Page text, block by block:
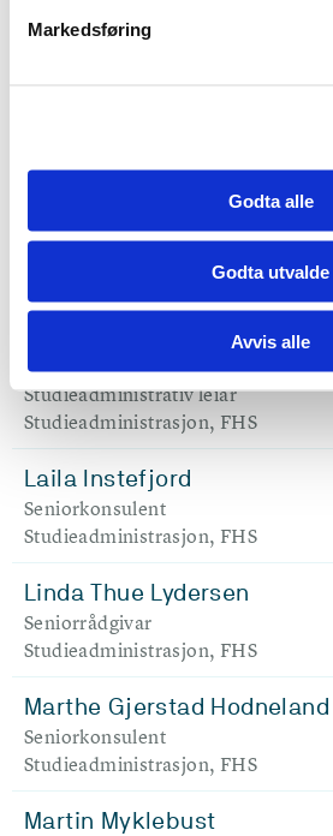
Markedsføring
Godta alle
Godta utvalde
Avvis alle
Joachim Hvoslef Krüger
Seniorkonsulent
Studieadministrasjon, FHS
Kristin Senneset
Studieadministrasjon, FHS
Kristine Tveit
Studieadministrativ leiar
Studieadministrasjon, FHS
Laila Instefjord
Seniorkonsulent
Studieadministrasjon, FHS
Linda Thue Lydersen
Seniorrådgivar
Studieadministrasjon, FHS
Marthe Gjerstad Hodneland
Seniorkonsulent
Studieadministrasjon, FHS
Martin Myklebust